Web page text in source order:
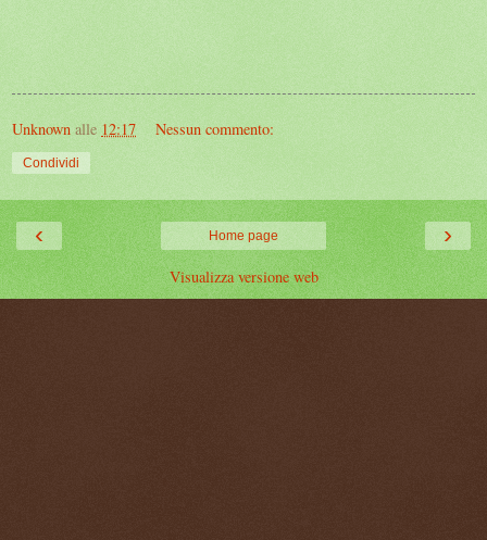
Unknown alle 12:17 Nessun commento:
Condividi
‹ ›
Home page
Visualizza versione web